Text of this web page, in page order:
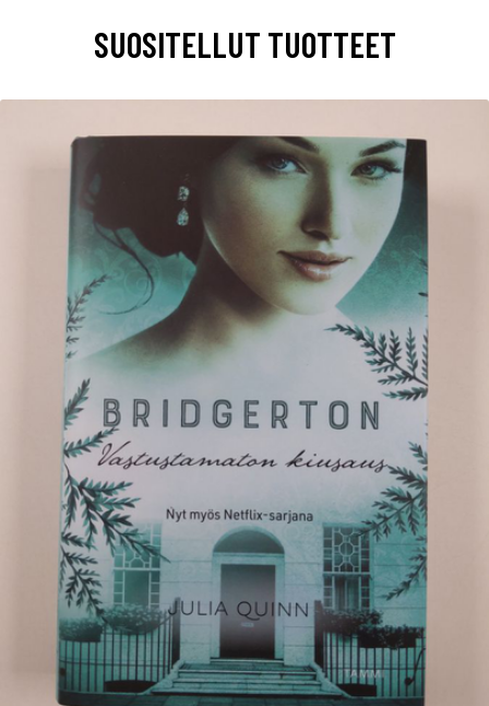
SUOSITELLUT TUOTTEET